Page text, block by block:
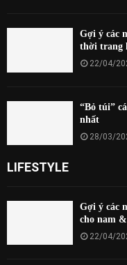
Gợi ý các
thời trang
22/04/
“Bỏ túi”
nhất
28/03/
LIFESTYLE
Gợi ý các
cho nam
22/04/